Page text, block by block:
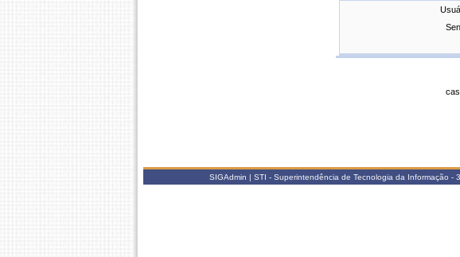
SIGAdmin | STI - Superintendência de Tecnologia da Informação